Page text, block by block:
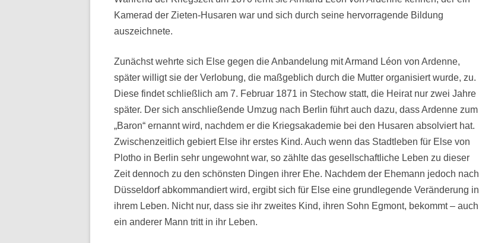
Kamerad der Zieten-Husaren war und sich durch seine hervorragende Bildung
auszeichnete.
Zunächst wehrte sich Else gegen die Anbandelung mit Armand Léon von Ardenne,
später willigt sie der Verlobung, die maßgeblich durch die Mutter organisiert wurde, zu.
Diese findet schließlich am 7. Februar 1871 in Stechow statt, die Heirat nur zwei Jahre
später. Der sich anschließende Umzug nach Berlin führt auch dazu, dass Ardenne zum
„Baron“ ernannt wird, nachdem er die Kriegsakademie bei den Husaren absolviert hat.
Zwischenzeitlich gebiert Else ihr erstes Kind. Auch wenn das Stadtleben für Else von
Plotho in Berlin sehr ungewohnt war, so zählte das gesellschaftliche Leben zu dieser
Zeit dennoch zu den schönsten Dingen ihrer Ehe. Nachdem der Ehemann jedoch nach
Düsseldorf abkommandiert wird, ergibt sich für Else eine grundlegende Veränderung in
ihrem Leben. Nicht nur, dass sie ihr zweites Kind, ihren Sohn Egmont, bekommt – auch
ein anderer Mann tritt in ihr Leben.